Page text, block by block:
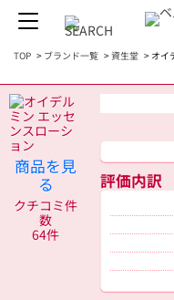
TOP > ブランド一覧 >資生堂 > オイ
商品を見
る
クチコミ件
数
64件
評価内訳